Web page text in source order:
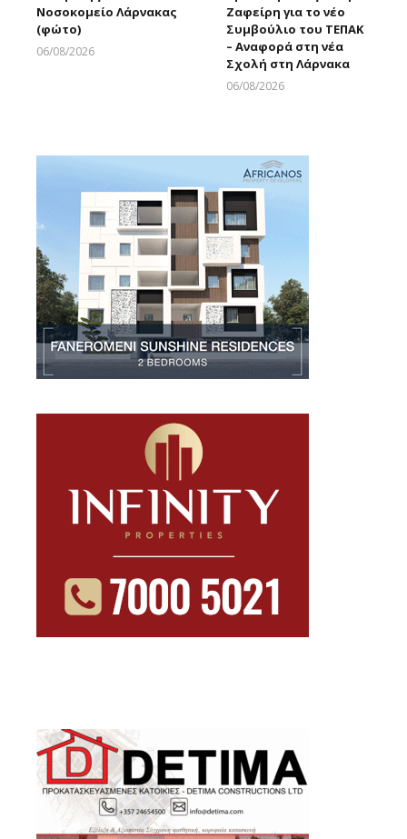
Νοσοκομείο Λάρνακας
(φώτο)
06/08/2026
Ζαφείρη για το νέο
Συμβούλιο του ΤΕΠΑΚ
– Αναφορά στη νέα
Σχολή στη Λάρνακα
06/08/2026